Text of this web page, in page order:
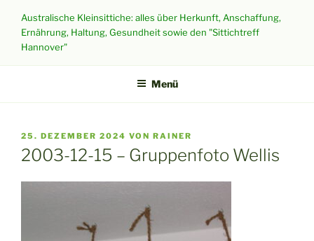
Inhalt
springen
Australische Kleinsittiche: alles über Herkunft, Anschaffung,
Ernährung, Haltung, Gesundheit sowie den "Sittichtreff
Hannover"
Menü
VERÖFFENTLICHT
AM
25. DEZEMBER 2024 VON RAINER
2003-12-15 – Gruppenfoto Wellis